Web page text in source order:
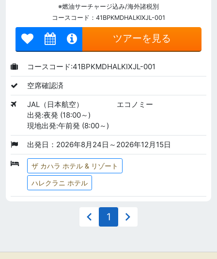
※燃油サーチャージ込み/海外諸税別
コースコード：41BPKMDHALKIXJL-001
ツアーを見る
コースコード:41BPKMDHALKIXJL-001
空席確認済
JAL（日本航空）
エコノミー
出発:夜発 (18:00～)
現地出発:午前発 (8:00～)
出発日：2026年8月24日～2026年12月15日
ザ カハラ ホテル & リゾート
ハレクラニ ホテル
1